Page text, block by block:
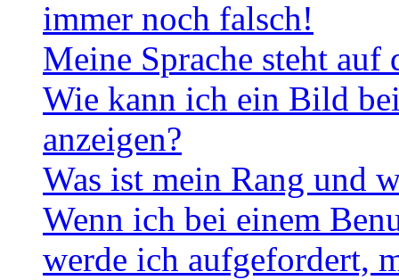
immer noch falsch!
Meine Sprache steht
Wie kann ich ein Bild
anzeigen?
Was ist mein Rang und
Wenn ich bei einem
werde ich aufgefordert,